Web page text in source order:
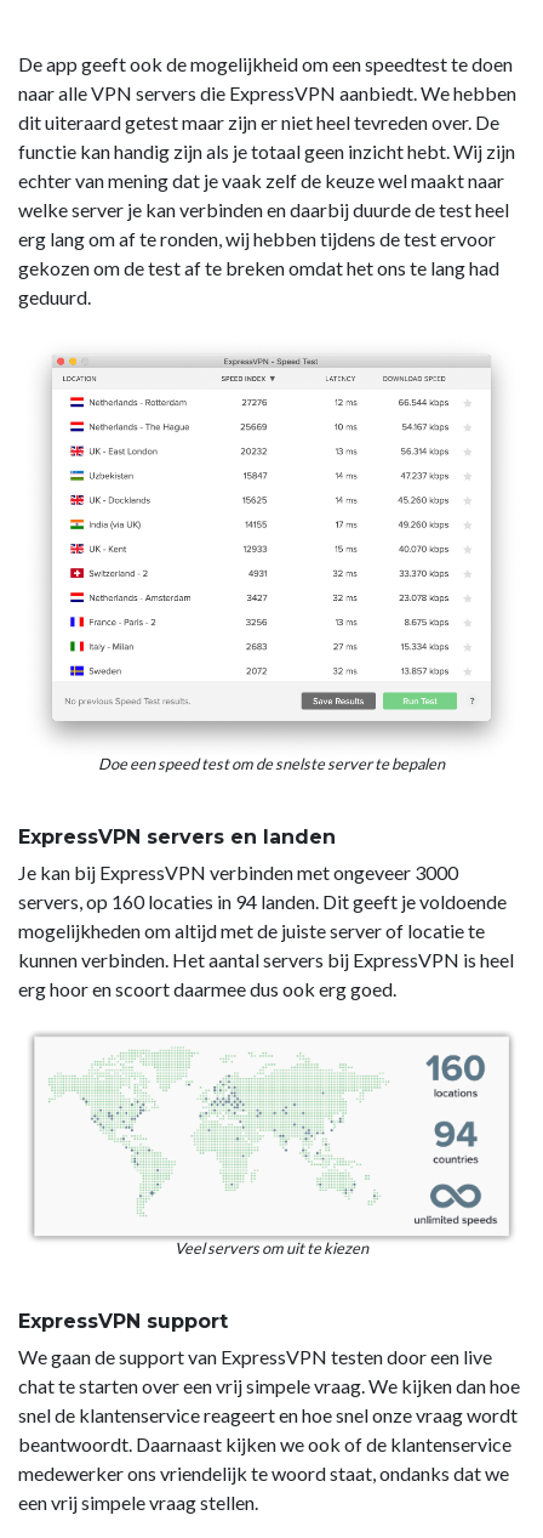
De app geeft ook de mogelijkheid om een speedtest te doen
naar alle VPN servers die ExpressVPN aanbiedt. We hebben
dit uiteraard getest maar zijn er niet heel tevreden over. De
functie kan handig zijn als je totaal geen inzicht hebt. Wij zijn
echter van mening dat je vaak zelf de keuze wel maakt naar
welke server je kan verbinden en daarbij duurde de test heel
erg lang om af te ronden, wij hebben tijdens de test ervoor
gekozen om de test af te breken omdat het ons te lang had
geduurd.
Doe een speed test om de snelste server te bepalen
ExpressVPN servers en landen
Je kan bij ExpressVPN verbinden met ongeveer 3000
servers, op 160 locaties in 94 landen. Dit geeft je voldoende
mogelijkheden om altijd met de juiste server of locatie te
kunnen verbinden. Het aantal servers bij ExpressVPN is heel
erg hoor en scoort daarmee dus ook erg goed.
Veel servers om uit te kiezen
ExpressVPN support
We gaan de support van ExpressVPN testen door een live
chat te starten over een vrij simpele vraag. We kijken dan hoe
snel de klantenservice reageert en hoe snel onze vraag wordt
beantwoordt. Daarnaast kijken we ook of de klantenservice
medewerker ons vriendelijk te woord staat, ondanks dat we
een vrij simpele vraag stellen.